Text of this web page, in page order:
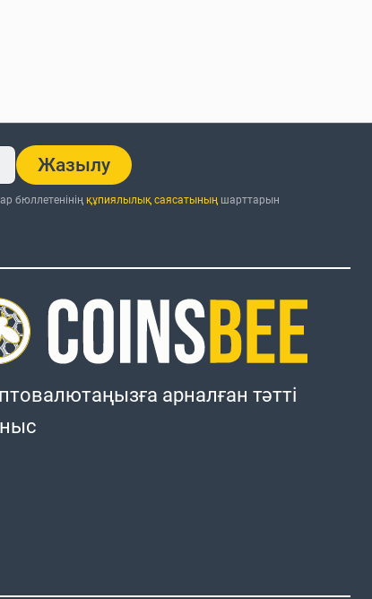
Жазылу
бюллетенінің құпиялылық саясатыныңшарттарын
арналған тәтті